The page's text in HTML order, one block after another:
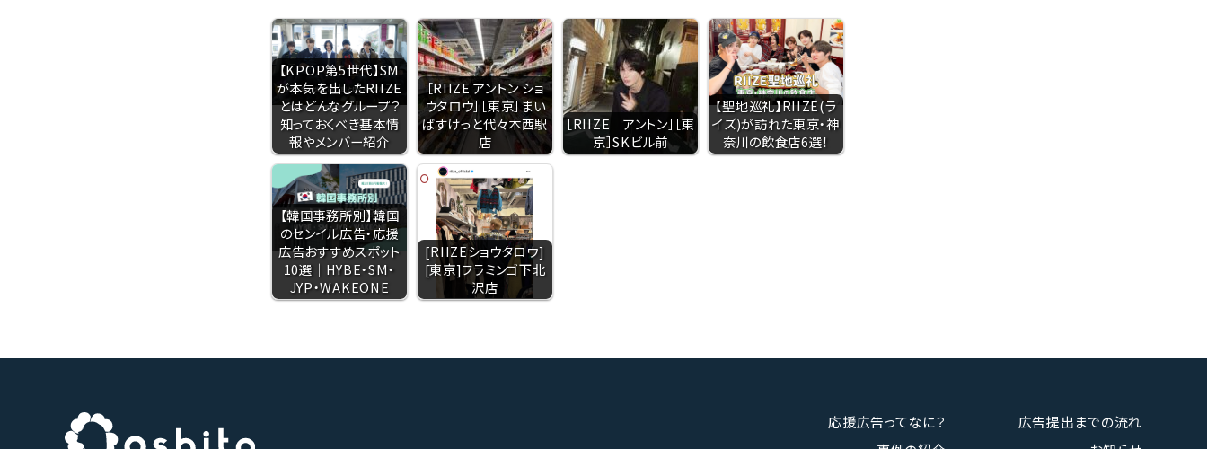
【KPOP第5世代】SM
が本気を出したRIIZE
とはどんなグループ？
知っておくべき基本情
報やメンバー紹介
［RIIZE アントン ショ
ウタロウ］［東京］まい
ばすけっと代々木西駅
店
［RIIZE アントン］［東
京］SKビル前
【聖地巡礼】RIIZE(ラ
イズ)が訪れた東京・神
奈川の飲食店6選！
【韓国事務所別】韓国
のセンイル広告・応援
広告おすすめスポット
10選｜HYBE・SM・
JYP・WAKEONE
[RIIZEショウタロウ]
[東京]フラミンゴ下北
沢店
応援広告ってなに？
広告提出までの流れ